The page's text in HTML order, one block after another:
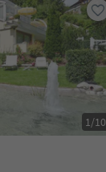
1/10